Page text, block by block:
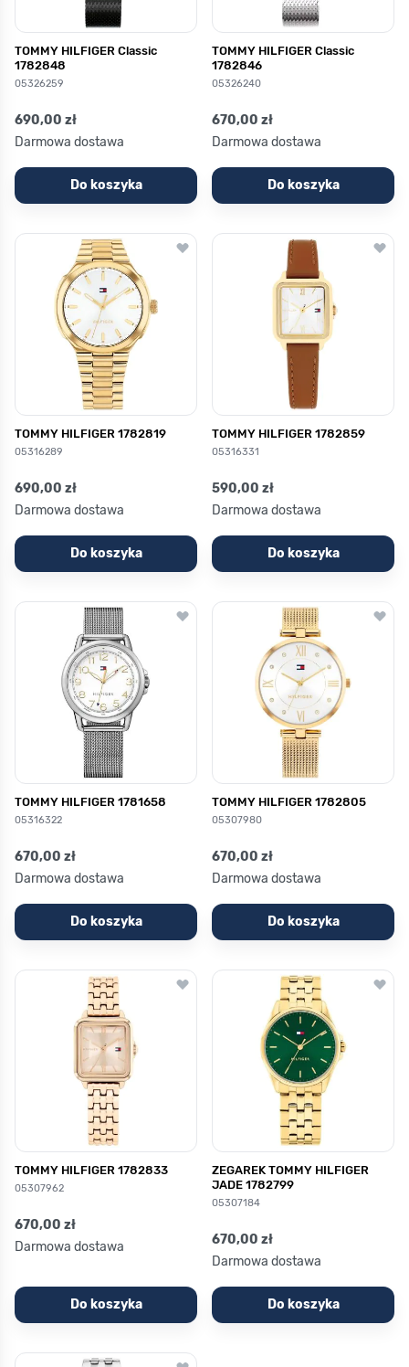
TOMMY HILFIGER Classic
1782848
05326259
690,00 zł
Darmowa dostawa
Do koszyka
TOMMY HILFIGER Classic
1782846
05326240
670,00 zł
Darmowa dostawa
Do koszyka
TOMMY HILFIGER 1782819
05316289
690,00 zł
Darmowa dostawa
Do koszyka
TOMMY HILFIGER 1782859
05316331
590,00 zł
Darmowa dostawa
Do koszyka
TOMMY HILFIGER 1781658
05316322
670,00 zł
Darmowa dostawa
Do koszyka
TOMMY HILFIGER 1782805
05307980
670,00 zł
Darmowa dostawa
Do koszyka
TOMMY HILFIGER 1782833
05307962
670,00 zł
Darmowa dostawa
Do koszyka
ZEGAREK TOMMY HILFIGER
JADE 1782799
05307184
670,00 zł
Darmowa dostawa
Do koszyka